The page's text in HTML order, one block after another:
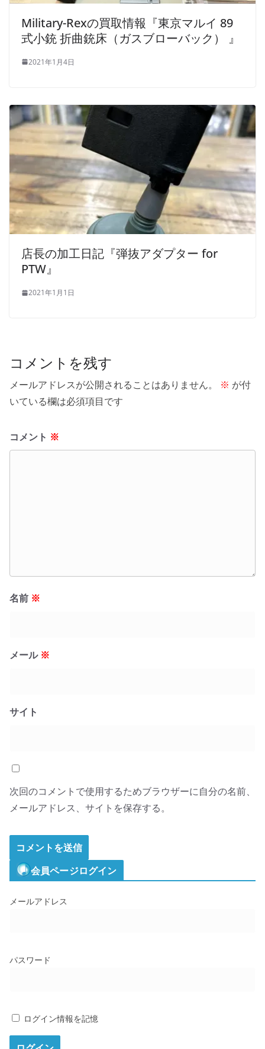
Military-Rexの買取情報『東京マルイ 89
式小銃 折曲銃床（ガスブローバック） 』
2021年1月4日
店長の加工日記『弾抜アダプター for
PTW』
2021年1月1日
コメントを残す
メールアドレスが公開されることはありません。 ※ が付
いている欄は必須項目です
コメント ※
名前 ※
メール ※
サイト
次回のコメントで使用するためブラウザーに自分の名前、
メールアドレス、サイトを保存する。
会員ページログイン
メールアドレス
パスワード
ログイン情報を記憶